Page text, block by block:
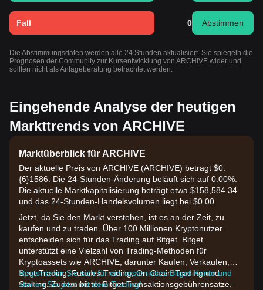
Fall 0 Abstimmen
Die Abstimmungsdaten werden alle 24 Stunden aktualisiert. Sie spiegeln die
Prognosen der Community zur Kursentwicklung von ARCHIVE wider und
sollten nicht als Anlageberatung betrachtet werden.
Eingehende Analyse der heutigen
Markttrends von ARCHIVE
Marktüberblick für ARCHIVE
Der aktuelle Preis von ARCHIVE (ARCHIVE) beträgt $0.
{6}1586. Die 24-Stunden-Änderung beläuft sich auf 0.00%.
Die aktuelle Marktkapitalisierung beträgt etwa $158,584.34
und das 24-Stunden-Handelsvolumen liegt bei $0.00.
Jetzt, da Sie den Markt verstehen, ist es an der Zeit, zu
kaufen und zu traden. Über 100 Millionen Kryptonutzer
entscheiden sich für das Trading auf Bitget. Bitget
unterstützt eine Vielzahl von Trading-Methoden für
Kryptoassets wie ARCHIVE, darunter Kaufen, Verkaufen,
Spot-Trading, Futures-Trading, On-Chain-Trading und
Staking. Zudem bietet Bitget Transaktionsgebührensätze,
Registrieren Sie sich für ein kostenloses Bitget-Konto und
starten Sie jetzt mit dem Trading!